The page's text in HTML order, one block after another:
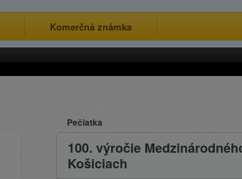
Komerčná známka
Pečiatka
100. výročie
Košiciach